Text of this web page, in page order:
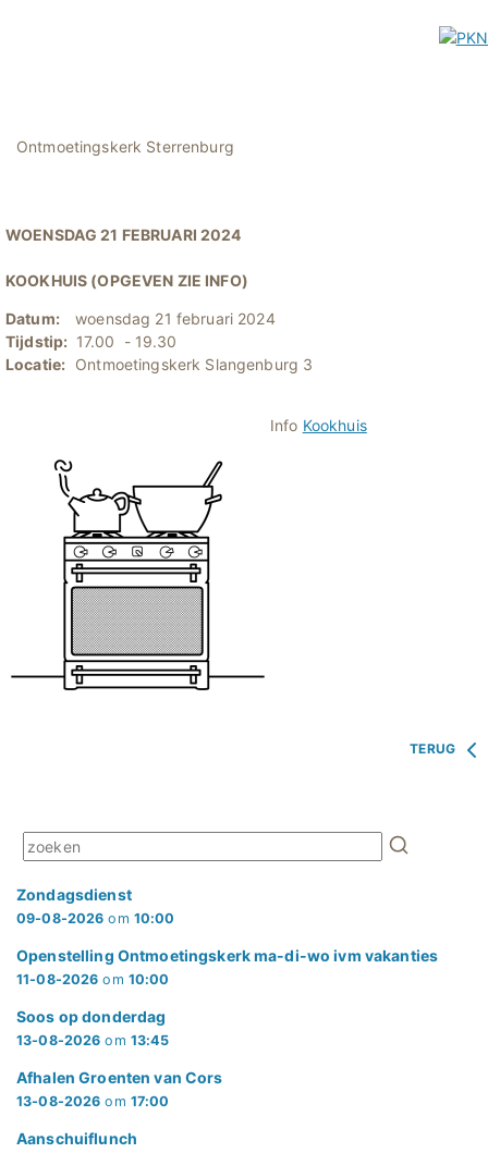
Ontmoetingskerk Sterrenburg
WOENSDAG 21 FEBRUARI 2024
KOOKHUIS (OPGEVEN ZIE INFO)
Datum:
woensdag 21 februari 2024
Tijdstip: 17.00 - 19.30
Locatie: Ontmoetingskerk Slangenburg 3
Info Kookhuis
TERUG
Zondagsdienst
09-08-2026 om 10:00
Openstelling Ontmoetingskerk ma-di-wo ivm vakanties
11-08-2026 om 10:00
Soos op donderdag
13-08-2026 om 13:45
Afhalen Groenten van Cors
13-08-2026 om 17:00
Aanschuiflunch